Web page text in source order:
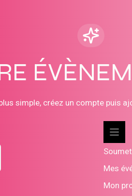
simple, créez un compte puis
Mes
Mon